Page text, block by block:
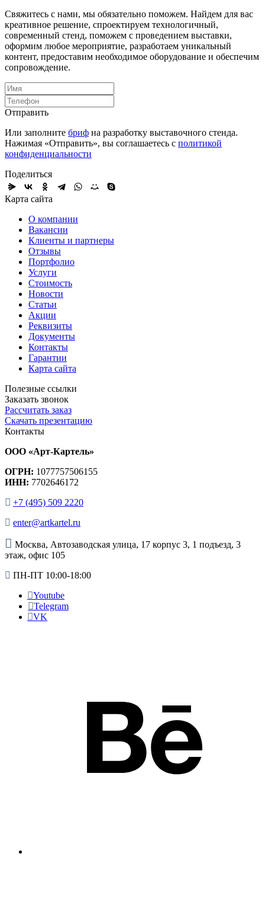
Свяжитесь с нами, мы обязательно поможем. Найдем для вас
креативное решение, спроектируем технологичный,
современный стенд, поможем с проведением выставки,
оформим любое мероприятие, разработаем уникальный
контент, предоставим необходимое оборудование и обеспечим
сопровождение.
Отправить
Или заполните бриф на разработку выставочного стенда.
Нажимая «Отправить», вы соглашаетесь с политикой
конфиденциальности
Поделиться
Карта сайта
О компании
Вакансии
Клиенты и партнеры
Отзывы
Портфолио
Услуги
Стоимость
Новости
Статьи
Акции
Реквизиты
Документы
Контакты
Гарантии
Карта сайта
Полезные ссылки
Заказать звонок
Рассчитать заказ
Скачать презентацию
Контакты
ООО «Арт-Картель»
ОГРН: 1077757506155
ИНН: 7702646172
+7 (495) 509 2220
enter@artkartel.ru
Москва, Автозаводская улица, 17 корпус 3, 1 подъезд, 3
этаж, офис 105
ПН-ПТ 10:00-18:00
Youtube
Telegram
VK